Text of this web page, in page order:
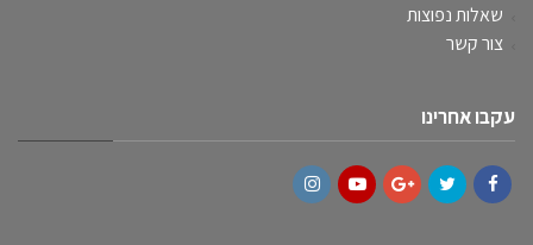
שאלות נפוצות
צור קשר
עקבו אחרינו